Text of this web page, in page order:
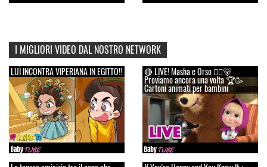
I MIGLIORI VIDEO DAL NOSTRO NETWORK
LUÌ INCONTRA VIPERIANA IN EGITTO!! 🔴 LIVE! Masha e Orso 👱‍♀️🐻
Proviamo ancora una volta 🏆🥳
Cartoni animati per bambini